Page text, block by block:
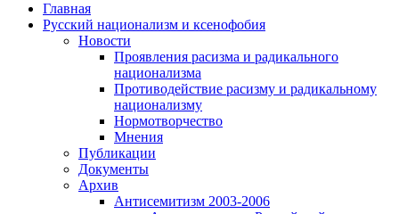
Главная
Русский национализм и ксенофобия
Новости
Проявления расизма и радикального
национализма
Противодействие расизму и радикальному
национализму
Нормотворчество
Мнения
Публикации
Документы
Архив
Антисемитизм 2003-2006